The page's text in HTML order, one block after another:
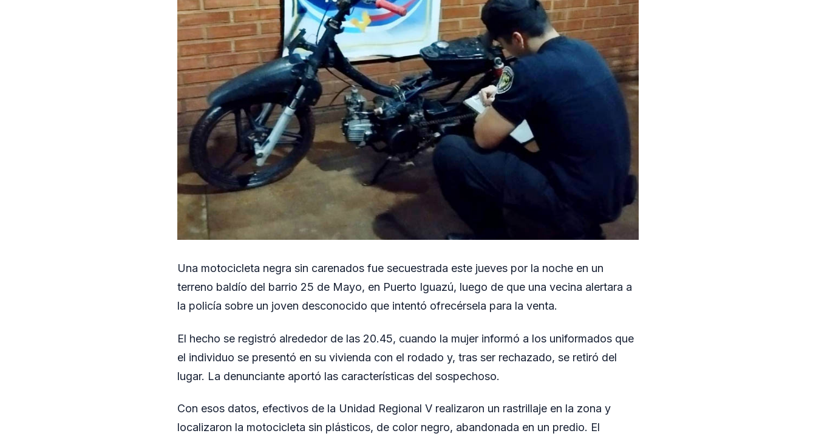
Una motocicleta negra sin carenados fue secuestrada este jueves por la noche en un
terreno baldío del barrio 25 de Mayo, en Puerto Iguazú, luego de que una vecina alertara a
la policía sobre un joven desconocido que intentó ofrecérsela para la venta.
El hecho se registró alrededor de las 20.45, cuando la mujer informó a los uniformados que
el individuo se presentó en su vivienda con el rodado y, tras ser rechazado, se retiró del
lugar. La denunciante aportó las características del sospechoso.
Con esos datos, efectivos de la Unidad Regional V realizaron un rastrillaje en la zona y
localizaron la motocicleta sin plásticos, de color negro, abandonada en un predio. El